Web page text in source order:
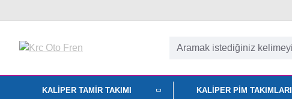
KALIPER TAMIR TAKIMI KALIPER PIM TAKIMLARI